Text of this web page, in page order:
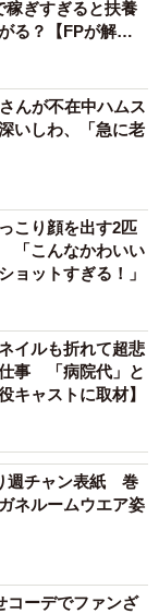
ぎすぎると扶養
る？【FPが解
んが不在中ハムス
いしわ、「急に老
こり顔を出す2匹
「こんなかわいい
ョットすぎる！」
イルも折れて超悲
事 「病院代」と
キャストに取材】
週チャン表紙 巻
ネルームウエア姿
ーデでファンざ